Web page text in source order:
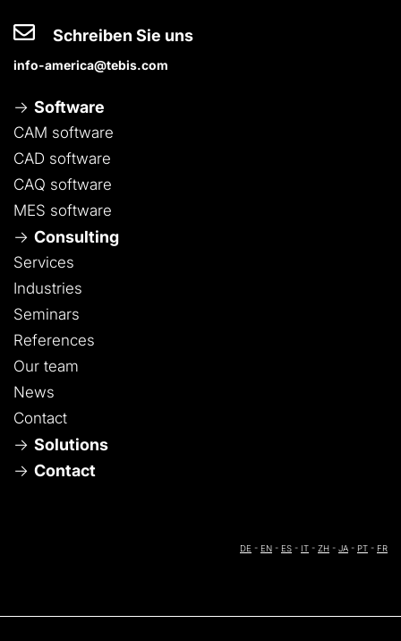
Schreiben Sie uns
info-america@tebis.com
Software
CAM software
CAD software
CAQ software
MES software
Consulting
Services
Industries
Seminars
References
Our team
News
Contact
Solutions
Contact
DE - EN - ES - IT - ZH - JA - PT - FR